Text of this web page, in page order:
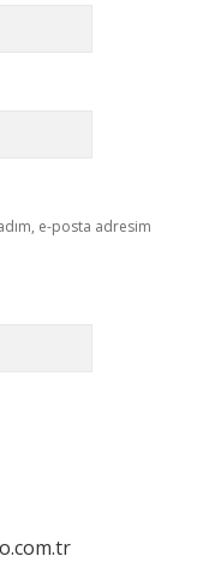
e-posta adresim